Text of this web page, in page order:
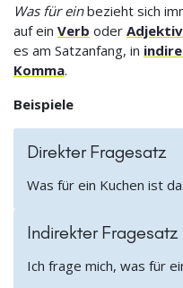
Was für einbezieht sich
auf ein Verb oder Adjektiv
es am Satzanfang, in
Komma.
Beispiele
Direkter Fragesatz
Was für ein Kuchen ist
Indirekter Fragesatz
Ich frage mich, was für